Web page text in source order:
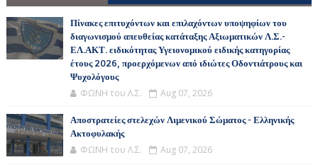
Πίνακες επιτυχόντων και επιλαχόντων υποψηφίων του
διαγωνισμού απευθείας κατάταξης Αξιωματικών Λ.Σ.-
ΕΛ.ΑΚΤ. ειδικότητας Υγειονομικού ειδικής κατηγορίας
έτους 2026, προερχόμενων από ιδιώτες Οδοντιάτρους και
Ψυχολόγους
ΦΩΝΗ του Λ.Σ. Aug 07, 2026
Αποστρατείες στελεχών Λιμενικού Σώματος - Ελληνικής
Ακτοφυλακής
ΦΩΝΗ του Λ.Σ. Aug 07, 2026